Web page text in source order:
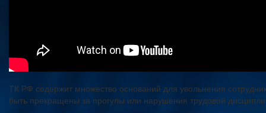
ТК РФ содержит множество оснований для увольнения
быть прекращены за прогулы или нарушения трудовой